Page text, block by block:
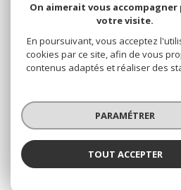
© 2026 | Tous
Nos honoraires
Nos
On aimerait vous
votre visite.
En poursuivant, vous acceptez
cookies par ce site, afin de vous
contenus adaptés et réaliser des
PARAMÉTRER
TOUT ACCEPTER